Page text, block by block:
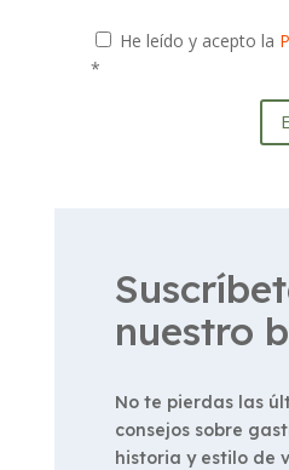
He leído y acepto la
*
nuestro
No te pierdas las
consejos sobre
historia y estilo de